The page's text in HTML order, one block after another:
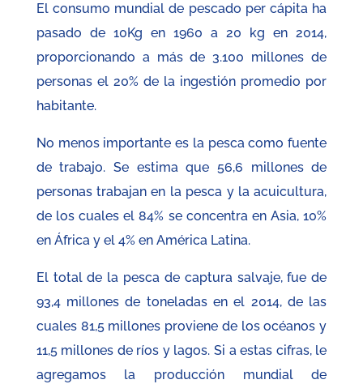
El consumo mundial de pescado per cápita ha
pasado de 10Kg en 1960 a 20 kg en 2014,
proporcionando a más de 3.100 millones de
personas el 20% de la ingestión promedio por
habitante.
No menos importante es la pesca como fuente
de trabajo. Se estima que 56,6 millones de
personas trabajan en la pesca y la acuicultura,
de los cuales el 84% se concentra en Asia, 10%
en África y el 4% en América Latina.
El total de la pesca de captura salvaje, fue de
93,4 millones de toneladas en el 2014, de las
cuales 81,5 millones proviene de los océanos y
11,5 millones de ríos y lagos. Si a estas cifras, le
agregamos la producción mundial de